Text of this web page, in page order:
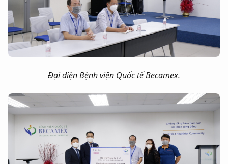
Đại diện Bệnh viện Quốc tế Becamex.